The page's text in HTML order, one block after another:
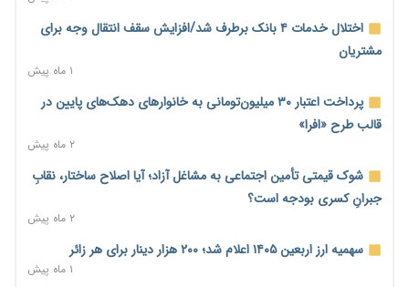
محدودیت تازه برای شبکه بانکی؛ افزایش سپرده قانونی با هدف
کنترل تورم
۱ روز پیش
ترمز تولید خودرو کشیده شد؛ افت ۲۵ درصدی تیراژ ایران‌خودرو،
سایپا و پارس‌خودرو
۱ روز پیش
بنگاه‌داری بانک‌ها؛ مانع بزرگ خانه‌دار شدن مستأجران
نماینده مجلس: توسعه مرزهای زمینی به راهبرد تأمین کالاهای
اساسی تبدیل شود
۱ روز پیش
اختلال خدمات ۴ بانک برطرف شد/افزایش سقف انتقال وجه برای
مشتریان
۱ ماه پیش
پرداخت اعتبار ۳۰ میلیون‌تومانی به خانوارهای دهک‌های پایین در
قالب طرح «افرا»
۲ ماه پیش
شوک قیمتی تأمین اجتماعی به مشاغل آزاد؛ آیا اصلاح ساختار، نقابِ
جبرانِ کسری بودجه است؟
۲ ماه پیش
سهمیه ارز اربعین ۱۴۰۵ اعلام شد؛ ۲۰۰ هزار دینار برای هر زائر
۱ ماه پیش